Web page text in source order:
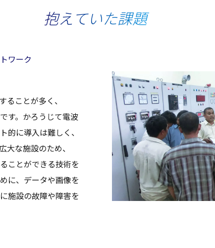
抱えていた課題
ワーク
することが多く、
す。かろうじて電波
的に導入は難しく、
大な施設のため、
ことができる技術を
に、 データや画像を
に施設の故障や障害を